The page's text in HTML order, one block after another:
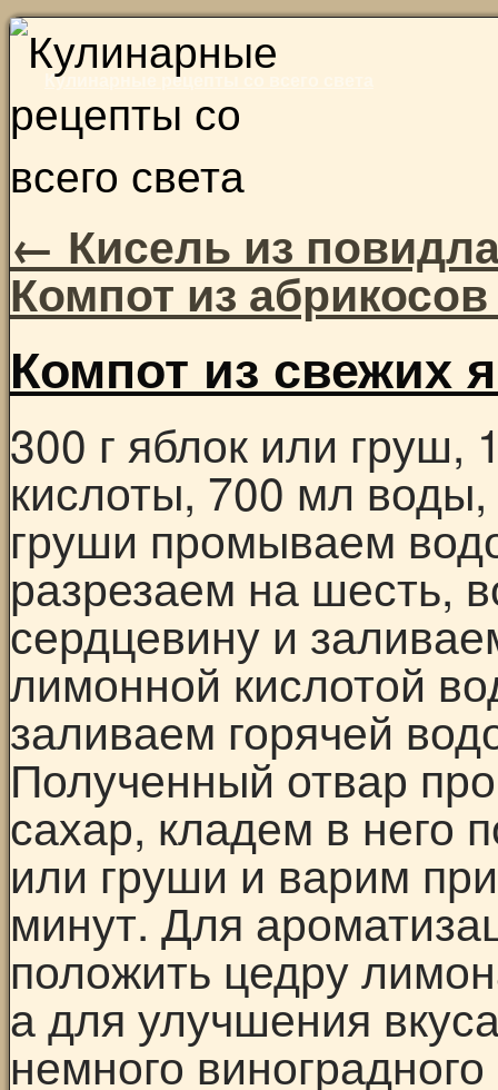
Кулинарные рецепты со всего света
Skip
content
← Кисель из
Компот из
Компот из свежих
300 г яблок или груш,
кислоты, 700 мл
груши промываем
разрезаем на шесть,
сердцевину и
лимонной кислотой
заливаем горячей
Полученный отвар
сахар, кладем в него
или груши и варим
минут. Для
положить цедру
а для улучшения
немного